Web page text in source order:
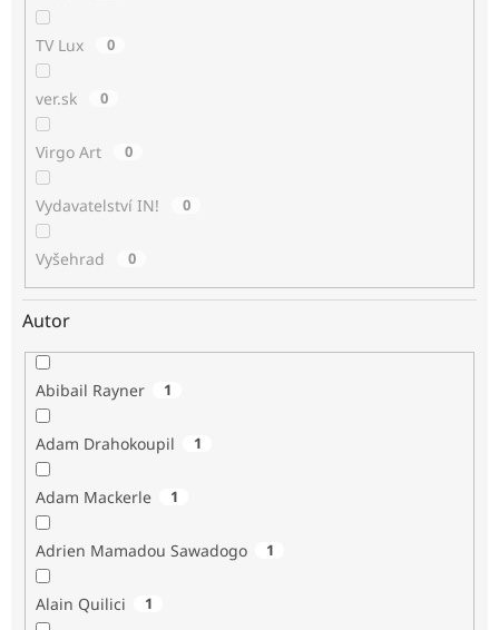
TV Lux 0
ver.sk 0
Virgo Art 0
Vydavatelství IN! 0
Vyšehrad 0
Autor
Abibail Rayner 1
Adam Drahokoupil 1
Adam Mackerle 1
Adrien Mamadou Sawadogo 1
Alain Quilici 1